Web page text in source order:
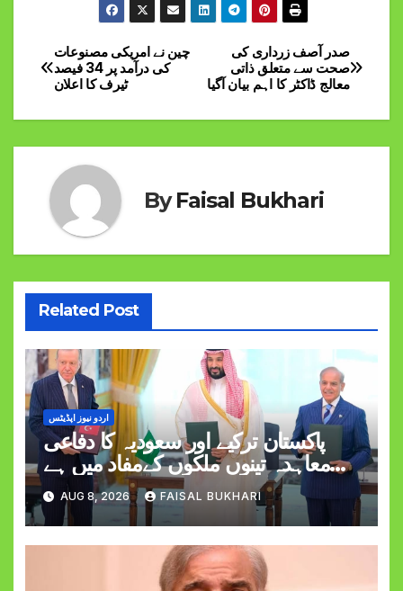
Post
navigation
صدر آصف زرداری کی
صحت سے متعلق ذاتی
معالج ڈاکٹر کا اہم بیان آگیا
چین نے امریکی مصنوعات
کی درآمد پر 34 فیصد
ٹیرف کا اعلان
ByFaisal Bukhari
Related Post
اردو نیوز اپڈیٹس
پاکستان ترکیے اور سعودیہ کا دفاعی
معاہدہ تینوں ملکوں کےمفاد میں ہے
وزیراعظم شہبازشریف
AUG 8, 2026 FAISAL BUKHARI